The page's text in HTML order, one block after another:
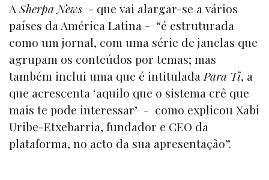
A Sherpa News - que vai alargar-se a vários
países da América Latina - “é estruturada
como um jornal, com uma série de janelas que
agrupam os conteúdos por temas; mas
também inclui uma que é intitulada Para Ti, a
que acrescenta ‘aquilo que o sistema crê que
mais te pode interessar’ - como explicou Xabi
Uribe-Etxebarria, fundador e CEO da
plataforma, no acto da sua apresentação”.